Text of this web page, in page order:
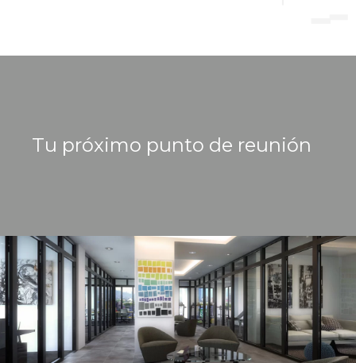
Tu próximo punto de reunión